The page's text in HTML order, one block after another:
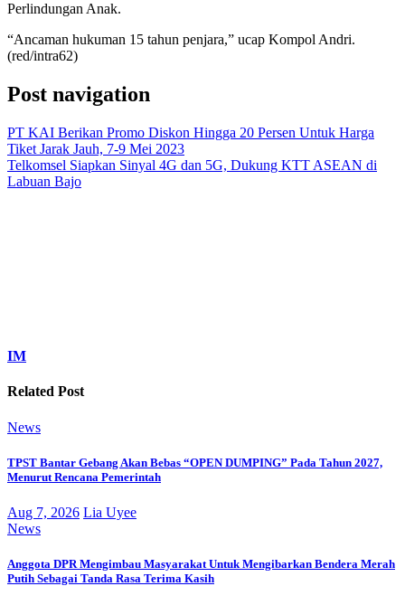
Perlindungan Anak.
“Ancaman hukuman 15 tahun penjara,” ucap Kompol Andri.
(red/intra62)
Post navigation
PT KAI Berikan Promo Diskon Hingga 20 Persen Untuk Harga
Tiket Jarak Jauh, 7-9 Mei 2023
Telkomsel Siapkan Sinyal 4G dan 5G, Dukung KTT ASEAN di
Labuan Bajo
IM
Related Post
News
TPST Bantar Gebang Akan Bebas “OPEN DUMPING” Pada Tahun 2027,
Menurut Rencana Pemerintah
Aug 7, 2026 Lia Uyee
News
Anggota DPR Mengimbau Masyarakat Untuk Mengibarkan Bendera Merah
Putih Sebagai Tanda Rasa Terima Kasih